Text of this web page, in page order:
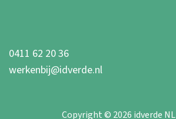
0411 62 20 36
werkenbij@idverde.nl
Copyright © 2026 idverde NL